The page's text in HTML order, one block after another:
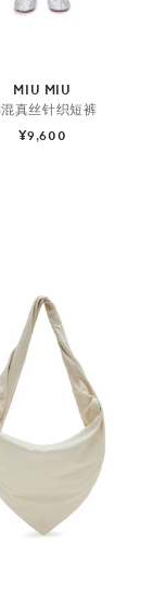
MIU MIU
真丝针织短裤
¥9,600